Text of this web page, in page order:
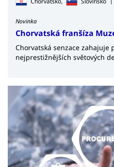
Novinka
Chorvatská franšíza
Chorvatská senzace zahajuje
nejprestižnějších světových